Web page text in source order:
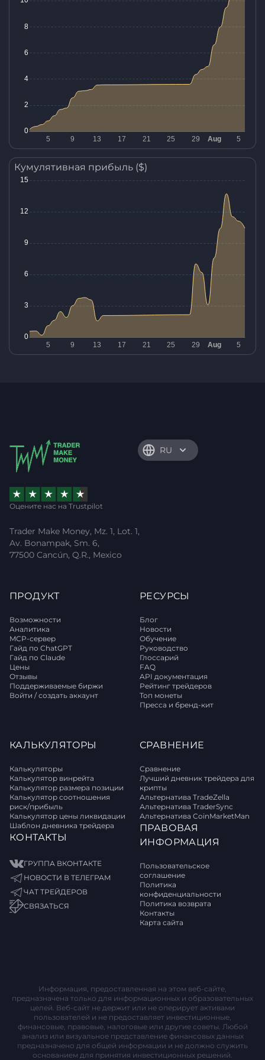
Кумулятивная прибыль ($)
RU
Оцените нас на Trustpilot
Trader Make Money, Mz. 1, Lot. 1,
Av. Bonampak, Sm. 6,
77500 Cancún, Q.R., Mexico
ПРОДУКТ
Возможности
Аналитика
MCP-сервер
Гайд по ChatGPT
Гайд по Claude
Цены
Отзывы
Поддерживаемые биржи
Войти / создать аккаунт
РЕСУРСЫ
Блог
Новости
Обучение
Руководство
Глоссарий
FAQ
API документация
Рейтинг трейдеров
Топ монеты
Пресса и бренд-кит
КАЛЬКУЛЯТОРЫ
Калькуляторы
Калькулятор винрейта
Калькулятор размера позиции
Калькулятор соотношения
риск/прибыль
Калькулятор цены ликвидации
Шаблон дневника трейдера
КОНТАКТЫ
ГРУППА ВКОНТАКТЕ
НОВОСТИ В ТЕЛЕГРАМ
ЧАТ ТРЕЙДЕРОВ
СВЯЗАТЬСЯ
СРАВНЕНИЕ
Сравнение
Лучший дневник трейдера для
крипты
Альтернатива TradeZella
Альтернатива TraderSync
Альтернатива CoinMarketMan
ПРАВОВАЯ
ИНФОРМАЦИЯ
Пользовательское
соглашение
Политика
конфиденциальности
Политика возврата
Контакты
Карта сайта
Информация, предоставленная на этом веб-сайте,
предназначена только для информационных и образовательных
целей. Веб-сайт не держит или не оперирует активами
пользователей и не предоставляет инвестиционные,
финансовые, правовые, налоговые или другие советы. Любой
анализ или визуальное представление финансовых данных
предназначено для общей информации и не должно служить
основанием для принятия инвестиционных решений.